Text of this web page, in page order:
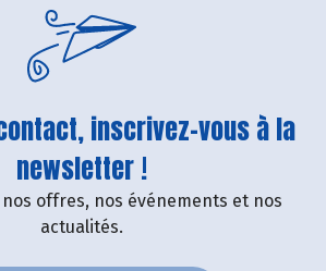
inscrivez-vous à la
newsletter !
offres, nos événements et nos
actualités.